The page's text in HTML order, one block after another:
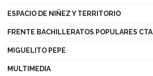
ESPACIO DE NIÑEZ Y TERRITORIO
FRENTE BACHILLERATOS POPULARES CTA
MIGUELITO PEPE
MULTIMEDIA